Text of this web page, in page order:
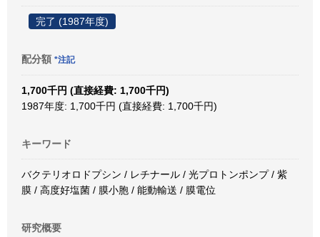
完了 (1987年度)
配分額 *注記
1,700千円 (直接経費: 1,700千円)
1987年度: 1,700千円 (直接経費: 1,700千円)
キーワード
バクテリオロドプシン / レチナール / 光プロトンポンプ / 紫
膜 / 高度好塩菌 / 膜小胞 / 能動輸送 / 膜電位
研究概要